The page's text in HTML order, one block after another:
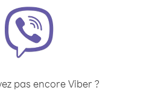
pas encore Viber ?